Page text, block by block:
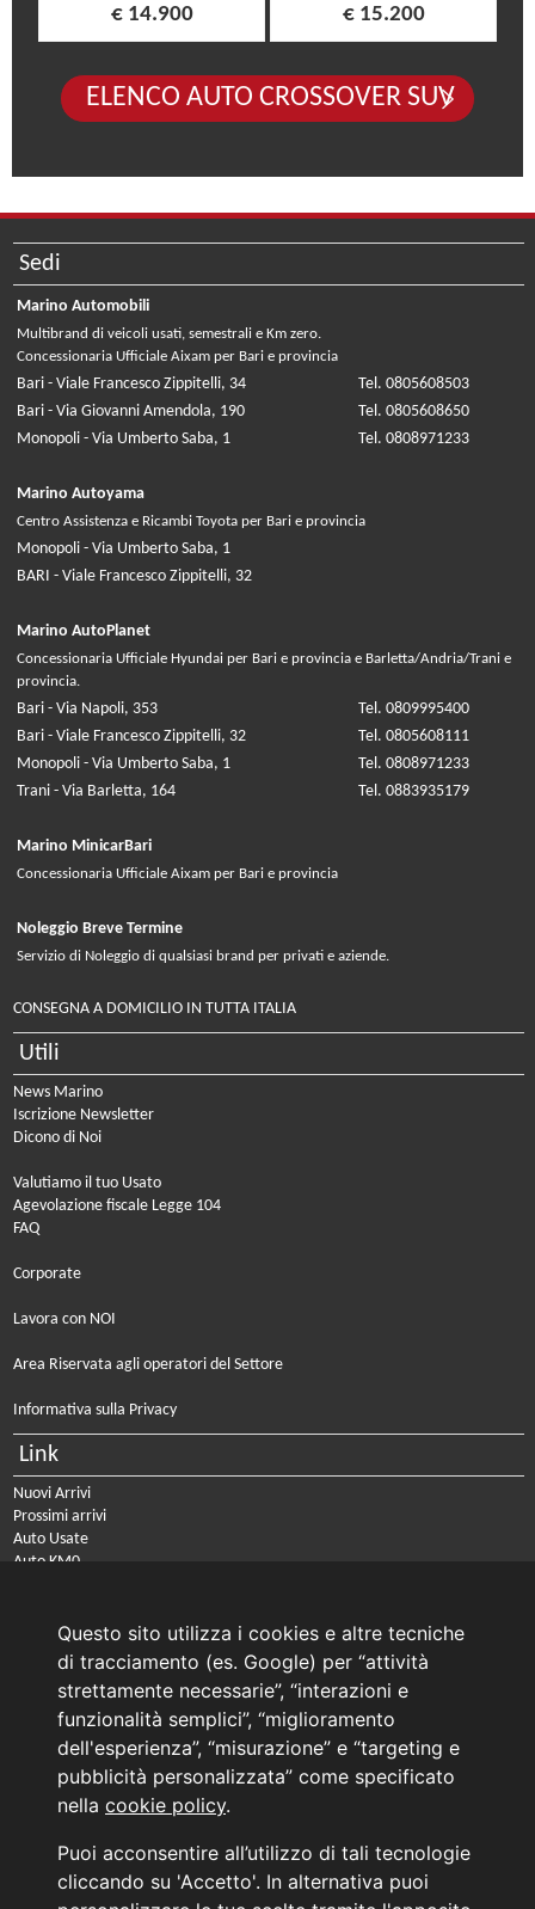
Questo sito utilizza i cookies e altre tecniche
di tracciamento (es. Google) per “attività
strettamente necessarie”, “interazioni e
funzionalità semplici”, “miglioramento
dell'esperienza”, “misurazione” e “targeting e
pubblicità personalizzata” come specificato
nella cookie policy.
Puoi acconsentire all’utilizzo di tali tecnologie
cliccando su 'Accetto'. In alternativa puoi
€ 14.900 € 15.200
ELENCO AUTO CROSSOVER SUV
Sedi
Marino Automobili
Multibrand di veicoli usati, semestrali e Km zero.
Concessionaria Ufficiale Aixam per Bari e provincia
Bari - Viale Francesco Zippitelli, 34
Tel. 0805608503
Bari - Via Giovanni Amendola, 190
Tel. 0805608650
Monopoli - Via Umberto Saba, 1
Tel. 0808971233
Marino Autoyama
Centro Assistenza e Ricambi Toyota per Bari e provincia
Monopoli - Via Umberto Saba, 1
BARI - Viale Francesco Zippitelli, 32
Marino AutoPlanet
Concessionaria Ufficiale Hyundai per Bari e provincia e Barletta/Andria/Trani e
provincia.
Bari - Via Napoli, 353
Tel. 0809995400
Bari - Viale Francesco Zippitelli, 32
Tel. 0805608111
Monopoli - Via Umberto Saba, 1
Tel. 0808971233
Trani - Via Barletta, 164
Tel. 0883935179
Marino MinicarBari
Concessionaria Ufficiale Aixam per Bari e provincia
Noleggio Breve Termine
Servizio di Noleggio di qualsiasi brand per privati e aziende.
CONSEGNA A DOMICILIO IN TUTTA ITALIA
Utili
News Marino
Iscrizione Newsletter
Dicono di Noi
Valutiamo il tuo Usato
Agevolazione fiscale Legge 104
FAQ
Corporate
Lavora con NOI
Area Riservata agli operatori del Settore
Informativa sulla Privacy
Link
Nuovi Arrivi
Prossimi arrivi
Auto Usate
Auto KM0
PRENOTA IL TUO INTERVENTO DI OFFICINA
PRENOTA LA REVISIONE DELLA TUA AUTO
Consulente Online Usato: 0805608980
Consulente Online Hyundai: 0805608985
AUTO PLANET BARI SRL | BARI, via Zippitelli 32-34 - CAP 70132 | P.I. 05126720720
Generata in 0,102 secondi | 216.73.217.167